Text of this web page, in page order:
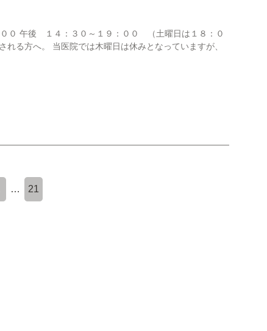
午後 １４：３０～１９：００ （土曜日は１８：０
る方へ。 当医院では木曜日は休みとなっていますが、
… 21